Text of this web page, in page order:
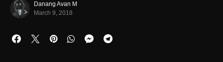
Danang Avan M
March 9, 2018